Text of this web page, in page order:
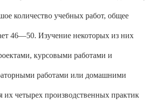
количество учебных работ, общее
46—50. Изучение некоторых из них
курсовыми работами и
работами или домашними
их четырех производственных практик